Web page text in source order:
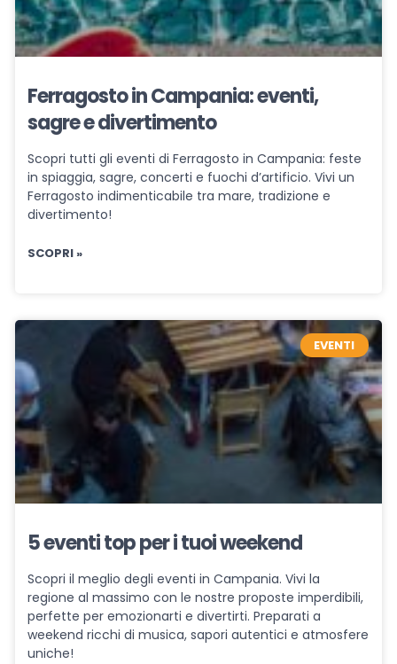
Ferragosto in Campania: eventi,
sagre e divertimento
Scopri tutti gli eventi di Ferragosto in Campania: feste
in spiaggia, sagre, concerti e fuochi d’artificio. Vivi un
Ferragosto indimenticabile tra mare, tradizione e
divertimento!
SCOPRI »
EVENTI
5 eventi top per i tuoi weekend
Scopri il meglio degli eventi in Campania. Vivi la
regione al massimo con le nostre proposte imperdibili,
perfette per emozionarti e divertirti. Preparati a
weekend ricchi di musica, sapori autentici e atmosfere
uniche!